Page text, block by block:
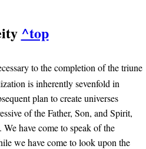
^top
to the completion of the triune
is inherently sevenfold in
plan to create universes
of the Father, Son, and Spirit,
have come to speak of the
we have come to look upon the